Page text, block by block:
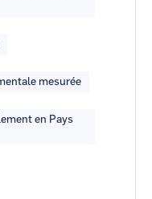
mesurée
en Pays